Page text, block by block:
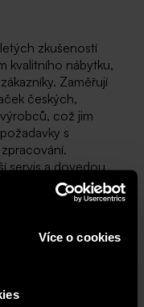
Více o cookies
zkušeností
kvalitního nábytku,
Zaměřují
českých,
což jim
s
servis a dovedou
každého. Neprání
a programům na
karty klubu
.